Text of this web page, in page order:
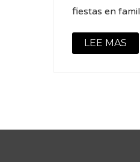
fiestas en
LEE MAS